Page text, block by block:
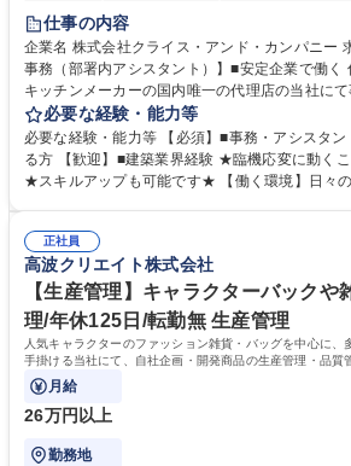
育休あり
完全週休2日制
駅近5分以内
土日祝休み
仕事の内容
企業名 株式会社クライス・アンド・カンパニー 求人名 【汐留/インテリア
事務（部署内アシスタント）】■安定企業で働く 仕事の内容 ドイツの高級
キッチンメーカーの国内唯一の代理店の当社に
署内の事務業務全般をお任せいたします。 裁量
ため、スキルアップも可能です。 【部署内の事務業務全般】 ■サンプルの
仕分け・整理 ■電話応対 ■書類作成（会議資料
類を取りまとめて経理へ提出等） ■ショールーム
インテリア事務（部署内アシスタント）】■安定
必要な経験・能力等
必要な経験・能力等 【必須】■事務・アシスタ
る方 【歓迎】■建築業界経験 ★臨機応変に動く
★スキルアップも可能です★ 【働く環境】日々の業務を通じて、組織全体
ンスキルや問題解決能力が磨かれ、キャリアア
ームとの協力や新しいアイデアを活かす場もあり
働けます。 【歓迎】 ■インテリアの業界のご経
れている方 学歴・資格 学歴：大学院 大学 高専 短大 専修学校 語学力： 資
格：
正社員
高波クリエイト株式会社
【生産管理】キャラクターバックや
理/年休125日/転勤無 生産管理
人気キャラクターのファッション雑貨・バッグを中心に、
手掛ける当社にて、自社企画・開発商品の生産管理・品質
けるやりがいのあるポジションです。
月給
26万円以上
勤務地